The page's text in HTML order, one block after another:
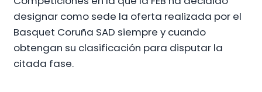
designar como sede la oferta realizada por el
Basquet Coruña SAD siempre y cuando
obtengan su clasificación para disputar la
citada fase.